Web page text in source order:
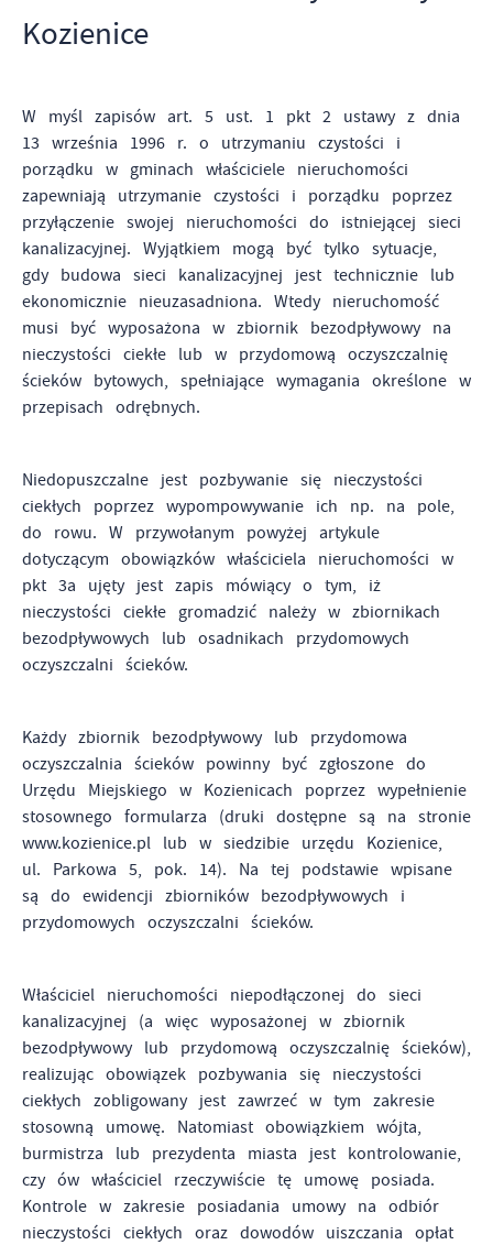
Kozienice
W myśl zapisów art. 5 ust. 1 pkt 2 ustawy z dnia
13 września 1996 r. o utrzymaniu czystości i
porządku w gminach właściciele nieruchomości
zapewniają utrzymanie czystości i porządku poprzez
przyłączenie swojej nieruchomości do istniejącej sieci
kanalizacyjnej. Wyjątkiem mogą być tylko sytuacje,
gdy budowa sieci kanalizacyjnej jest technicznie lub
ekonomicznie nieuzasadniona. Wtedy nieruchomość
musi być wyposażona w zbiornik bezodpływowy na
nieczystości ciekłe lub w przydomową oczyszczalnię
ścieków bytowych, spełniające wymagania określone w
przepisach odrębnych.
Niedopuszczalne jest pozbywanie się nieczystości
ciekłych poprzez wypompowywanie ich np. na pole,
do rowu. W przywołanym powyżej artykule
dotyczącym obowiązków właściciela nieruchomości w
pkt 3a ujęty jest zapis mówiący o tym, iż
nieczystości ciekłe gromadzić należy w zbiornikach
bezodpływowych lub osadnikach przydomowych
oczyszczalni ścieków.
Każdy zbiornik bezodpływowy lub przydomowa
oczyszczalnia ścieków powinny być zgłoszone do
Urzędu Miejskiego w Kozienicach poprzez wypełnienie
stosownego formularza (druki dostępne są na stronie
www.kozienice.pl lub w siedzibie urzędu Kozienice,
ul. Parkowa 5, pok. 14). Na tej podstawie wpisane
są do ewidencji zbiorników bezodpływowych i
przydomowych oczyszczalni ścieków.
Właściciel nieruchomości niepodłączonej do sieci
kanalizacyjnej (a więc wyposażonej w zbiornik
bezodpływowy lub przydomową oczyszczalnię ścieków),
realizując obowiązek pozbywania się nieczystości
ciekłych zobligowany jest zawrzeć w tym zakresie
stosowną umowę. Natomiast obowiązkiem wójta,
burmistrza lub prezydenta miasta jest kontrolowanie,
czy ów właściciel rzeczywiście tę umowę posiada.
Kontrole w zakresie posiadania umowy na odbiór
nieczystości ciekłych oraz dowodów uiszczania opłat
zapamiętanie wprowadzonych przez Ciebie ustawień oraz
Dzięki tym plikom cookies możemy zapewnić Ci większy
komfort korzystania z funkcjonalności naszej strony poprzez
dopasowanie jej do Twoich indywidualnych preferencji.
Wyrażenie zgody na funkcjonalne i personalizacyjne pliki
cookies gwarantuje dostępność większej ilości funkcji na
stronie.
Więcej
Analityczne
Analityczne pliki cookies pomagają nam rozwijać się i
dostosowywać do Twoich potrzeb.
Cookies analityczne pozwalają na uzyskanie informacji w
zakresie wykorzystywania witryny internetowej, miejsca oraz
częstotliwości, z jaką odwiedzane są nasze serwisy www.
Dane pozwalają nam na ocenę naszych serwisów
internetowych pod względem ich popularności wśród
pliki cookies gwarantuje dostępność wszystkich
funkcjonalności.
Więcej
Reklamowe
partnerów.
Promocyjne pliki cookies służą do prezentowania Ci
naszych komunikatów na podstawie analizy Twoich
upodobań oraz Twoich zwyczajów dotyczących przeglądanej
witryny internetowej. Treści promocyjne mogą pojawić się
na stronach podmiotów trzecich lub firm będących naszymi
partnerami oraz innych dostawców usług. Firmy te działają
w charakterze pośredników prezentujących nasze treści w